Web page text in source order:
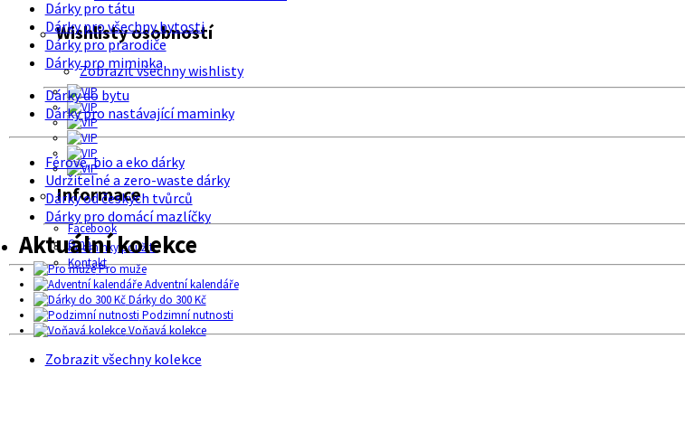
Wishlisty osobností
Zobrazit všechny wishlisty
Informace
Facebook
O nás
Podmínky použití
Kontakt
Dárky pro tátu
Dárky pro všechny bytosti
Dárky pro prarodiče
Dárky pro miminka
Dárky do bytu
Dárky pro nastávající maminky
Férové, bio a eko dárky
Udržitelné a zero-waste dárky
Dárky od českých tvůrců
Dárky pro domácí mazlíčky
Aktuální kolekce
Pro muže
Adventní kalendáře
Dárky do 300 Kč
Podzimní nutnosti
Voňavá kolekce
Zobrazit všechny kolekce